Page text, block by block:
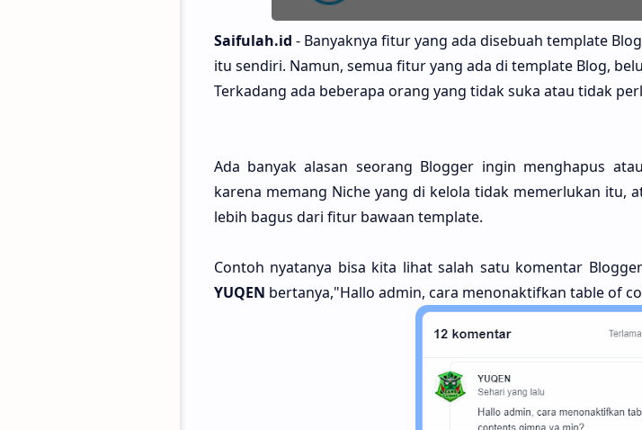
Saifulah.id - Banyaknya fitur yang ada disebuah template
itu sendiri. Namun, semua fitur yang ada di template Blog,
Terkadang ada beberapa orang yang tidak suka atau tidak
Ada banyak alasan seorang Blogger ingin menghapus
karena memang Niche yang di kelola tidak memerlukan itu,
lebih bagus dari fitur bawaan template.
Contoh nyatanya bisa kita lihat salah satu komentar
YUQEN bertanya,"Hallo admin, cara menonaktifkan table of